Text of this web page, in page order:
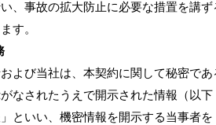
、事故の拡大防止に必要な措置を講ず
す。
よび当社は、本契約に関して秘密であ
なされたうえで開示された情報（以下
といい、機密情報を開示する当事者を